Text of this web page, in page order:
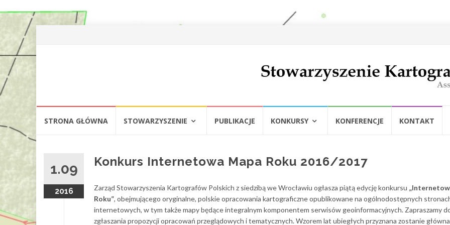
Kartografów
Polskich
STRONA GŁÓWNA STOWARZYSZENIE PUBLIKACJE KONKURSY KONFERENCJE KONTAKT
1.09
2016
Konkurs Internetowa Mapa Roku 2016/2017
Zarząd Stowarzyszenia Kartografów Polskich z siedzibą we Wrocławiu ogłasza piątą edycję konkursu
Roku”, obejmującego oryginalne, polskie opracowania kartograficzne opublikowane na ogólnodostępnych
internetowych, w tym także mapy będące integralnym komponentem serwisów geoinformacyjnych. Zapraszamy
zgłaszania propozycji opracowań przeglądowych i tematycznych. Wzorem lat ubiegłych przyznana zostanie główna